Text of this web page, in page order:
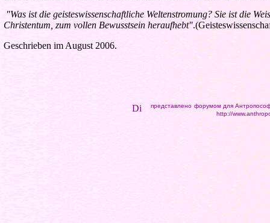
"Was ist die geisteswissenschaftliche Weltenstromung? Sie ist die
Christentum, zum vollen Bewusstsein heraufhebt"
Geschrieben im August 2006.
представлено форумом для
http://